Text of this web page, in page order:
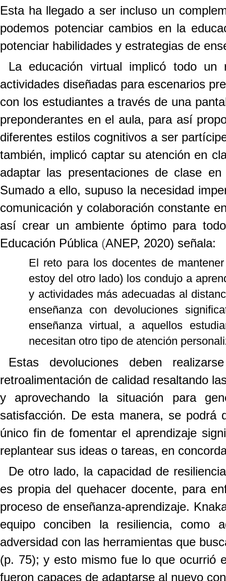
Esta ha llegado a ser incluso un
podemos potenciar cambios en la
potenciar habilidades y estrategias de
La educación virtual implicó todo
actividades diseñadas para escenarios
con los estudiantes a través de una
preponderantes en el aula, para así
diferentes estilos cognitivos a ser
también, implicó captar su atención en
adaptar las presentaciones de clase
Sumado a ello, supuso la necesidad
comunicación y colaboración constante
así crear un ambiente óptimo para
Educación Pública(ANEP, 2020) señala:
El reto para los docentes de
estoy del otro lado) los condujo a
y actividades más adecuadas al
enseñanza con devoluciones
enseñanza virtual, a aquellos
necesitan otro tipo de atención
Estas devoluciones deben
retroalimentación de calidad resaltando
y aprovechando la situación para
satisfacción. De esta manera, se podrá
único fin de fomentar el aprendizaje
replantear sus ideas o tareas, en
De otro lado, la capacidad de
es propia del quehacer docente, para
proceso de enseñanza-aprendizaje.
equipo conciben la resiliencia, como
adversidad con las herramientas que
(p. 75);y esto mismo fue lo que ocurrió
fueron capaces de adaptarse al nuevo